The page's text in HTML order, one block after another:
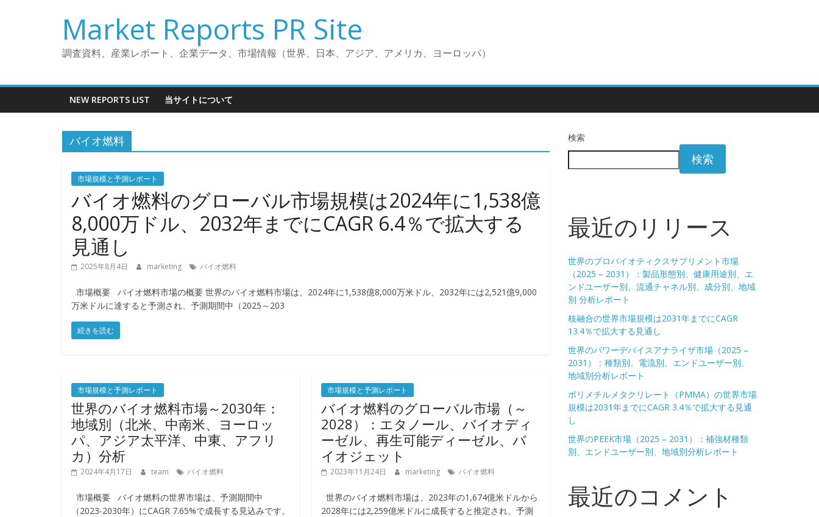
へ
キ
Market Reports PR Site
調査資料、産業レポート、企業データ、市場情報（世界、日本、アジア、アメリカ、ヨーロッパ）
NEW REPORTS LIST 当サイトについて
バイオ燃料
市場規模と予測レポート
バイオ燃料のグローバル市場規模は2024年に1,538億
8,000万ドル、2032年までにCAGR 6.4％で拡大する
見通し
2025年8月4日 marketing バイオ燃料
市場概要 バイオ燃料市場の概要 世界のバイオ燃料市場は、2024年に1,538億8,000万米ドル、2032年には2,521億9,000
万米ドルに達すると予測され、予測期間中（2025～203
続きを読む
市場規模と予測レポート
世界のバイオ燃料市場～2030年：
地域別（北米、中南米、ヨーロッ
パ、アジア太平洋、中東、アフリ
カ）分析
2024年4月17日 team バイオ燃料
市場概要 バイオ燃料の世界市場は、予測期間中
（2023-2030年）にCAGR 7.65%で成長する見込みです。
市場規模と予測レポート
バイオ燃料のグローバル市場（～
2028）：エタノール、バイオディ
ーゼル、再生可能ディーゼル、バ
イオジェット
2023年11月24日 marketing バイオ燃料
世界のバイオ燃料市場は、2023年の1,674億米ドルから
2028年には2,259億米ドルに成長すると推定され、予測
検索
検索
最近のリリース
世界のプロバイオティクスサプリメント市場
（2025 – 2031）：製品形態別、健康用途別、エ
ンドユーザー別、流通チャネル別、成分別、地域
別 分析レポート
核融合の世界市場規模は2031年までにCAGR
13.4％で拡大する見通し
世界のパワーデバイスアナライザ市場（2025 –
2031）：種類別、電流別、エンドユーザー別、
地域別分析レポート
ポリメチルメタクリレート（PMMA）の世界市場
規模は2031年までにCAGR 3.4％で拡大する見通
し
世界のPEEK市場（2025 – 2031）：補強材種類
別、エンドユーザー別、地域別分析レポート
最近のコメント